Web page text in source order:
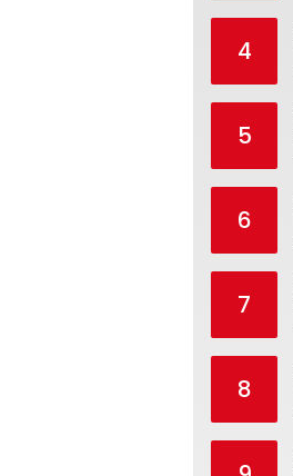
4
5
6
7
8